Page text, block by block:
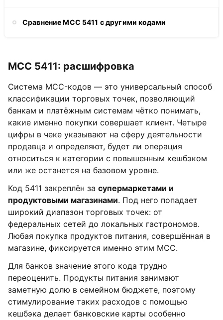
Сравнение MCC 5411 с другими кодами
MCC 5411: расшифровка
Система MCC-кодов — это универсальный способ
классификации торговых точек, позволяющий
банкам и платёжным системам чётко понимать,
какие именно покупки совершает клиент. Четыре
цифры в чеке указывают на сферу деятельности
продавца и определяют, будет ли операция
относиться к категории с повышенным кешбэком
или же останется на базовом уровне.
Код 5411 закреплён за супермаркетами и
продуктовыми магазинами. Под него попадает
широкий диапазон торговых точек: от
федеральных сетей до локальных гастрономов.
Любая покупка продуктов питания, совершённая в
магазине, фиксируется именно этим MCC.
Для банков значение этого кода трудно
переоценить. Продукты питания занимают
заметную долю в семейном бюджете, поэтому
стимулирование таких расходов с помощью
кешбэка делает банковские карты особенно